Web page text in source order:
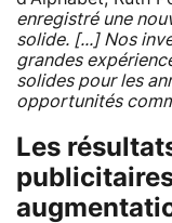
enregistré une
solide. [...] Nos
grandes
solides pour les
opportunités
Les